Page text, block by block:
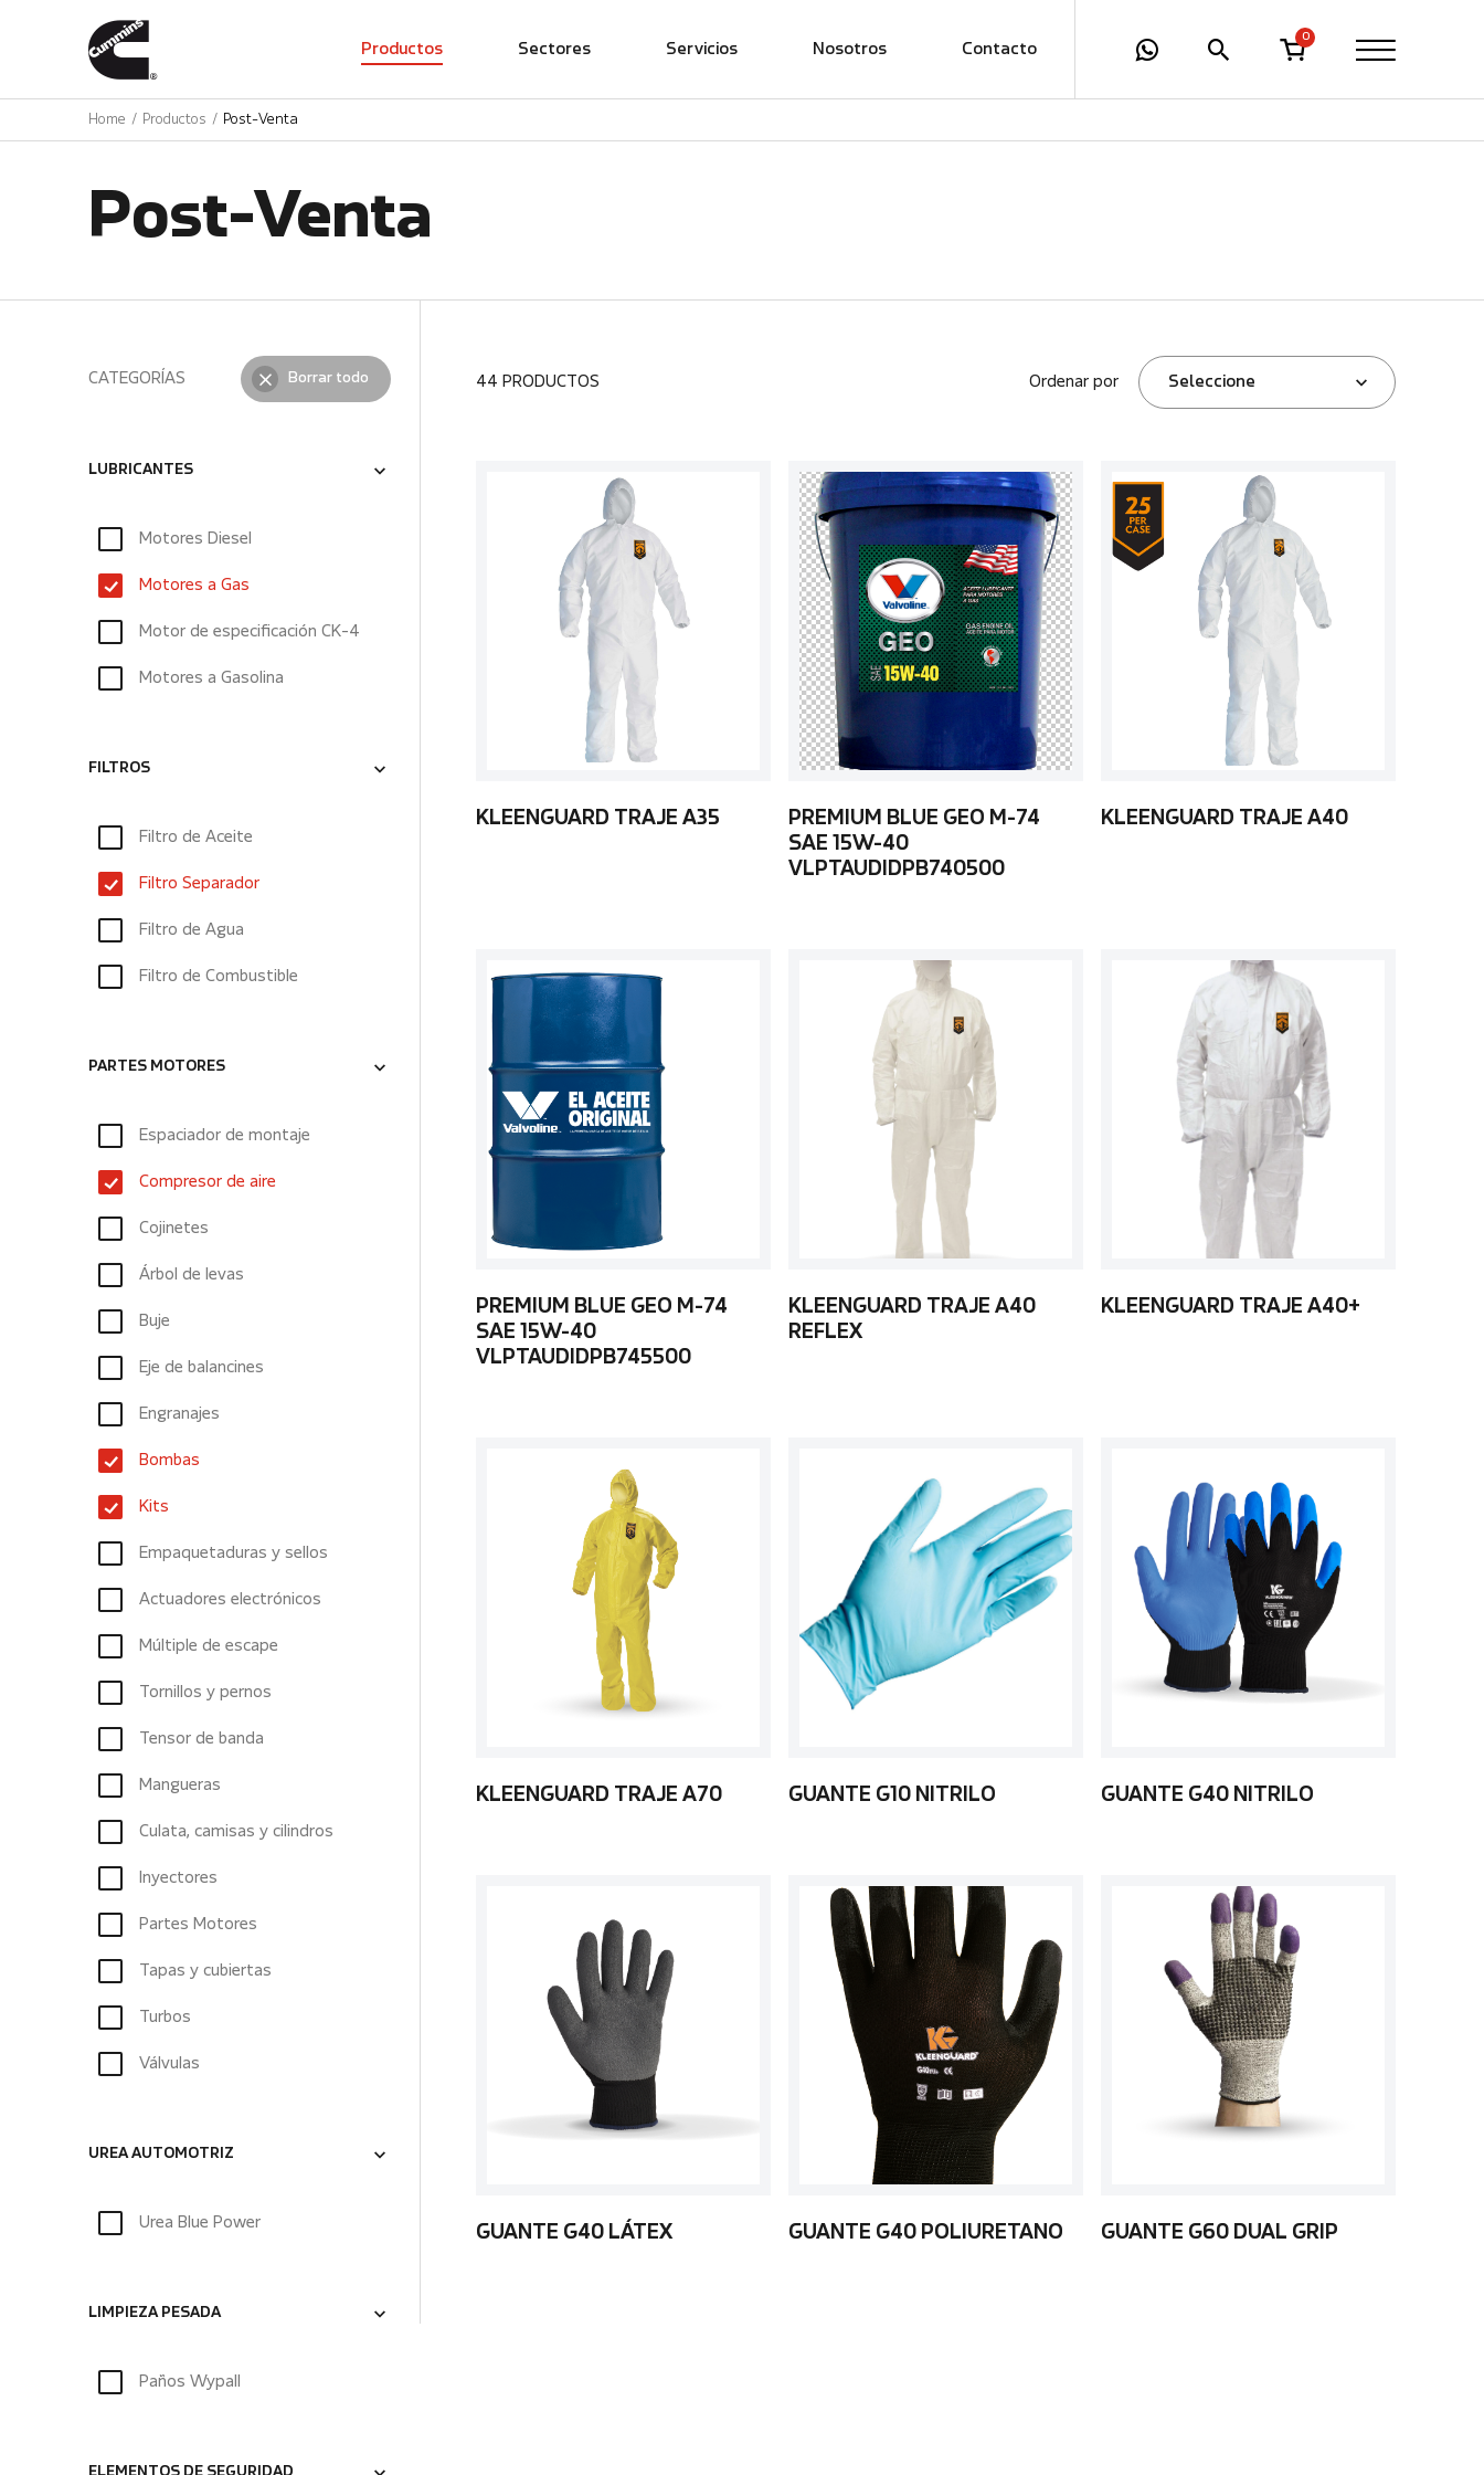
Productos Sectores Servicios Nosotros Contacto
0
Home Productos Post-Venta
Post-Venta
CATEGORÍAS Borrar todo
LUBRICANTES
Motores Diesel
Motores a Gas
Motor de especificación CK-4
Motores a Gasolina
FILTROS
Filtro de Aceite
Filtro Separador
Filtro de Agua
Filtro de Combustible
PARTES MOTORES
Espaciador de montaje
Compresor de aire
Cojinetes
Árbol de levas
Buje
Eje de balancines
Engranajes
Bombas
Kits
Empaquetaduras y sellos
Actuadores electrónicos
Múltiple de escape
Tornillos y pernos
Tensor de banda
Mangueras
Culata, camisas y cilindros
Inyectores
Partes Motores
Tapas y cubiertas
Turbos
Válvulas
UREA AUTOMOTRIZ
Urea Blue Power
LIMPIEZA PESADA
Paños Wypall
44 PRODUCTOS Ordenar por Seleccione
KLEENGUARD TRAJE A35
PREMIUM BLUE GEO M-74
SAE 15W-40
VLPTAUDIDPB740500
KLEENGUARD TRAJE A40
PREMIUM BLUE GEO M-74
SAE 15W-40
VLPTAUDIDPB745500
KLEENGUARD TRAJE A40
REFLEX
KLEENGUARD TRAJE A40+
KLEENGUARD TRAJE A70 GUANTE G10 NITRILO GUANTE G40 NITRILO
GUANTE G40 LÁTEX GUANTE G40 POLIURETANO GUANTE G60 DUAL GRIP